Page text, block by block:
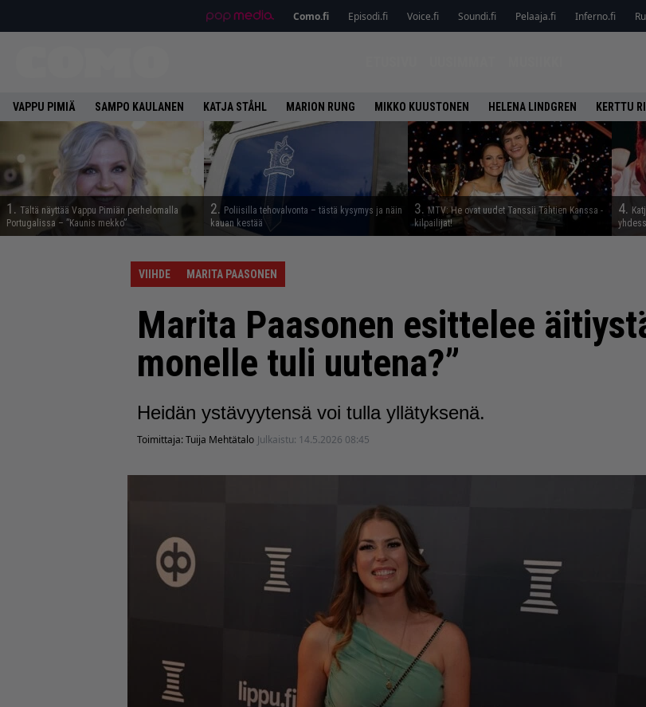
Como.fi Episodi.fi Voice.fi Soundi.fi Pelaaja.fi Inferno.fi
VAPPU PIMIÄ SAMPO KAULANEN KATJA STÅHL MARION RUNG MIKKO KUUSTONEN HELENA LINDGREN KERTTU
1. Tältä näyttää Vappu Pimiän perhelomalla
Portugalissa – ”Kaunis mekko”
2. Poliisilla tehovalvonta – tästä kysymys ja näin
kauan kestää
3.MTV: He ovat uudet Tanssii Tähtien Kanssa -
kilpailijat!
4.
VIIHDE MARITA PAASONEN
Marita Paasonen esittelee
monelle tuli uutena?”
Heidän ystävyytensä voi tulla yllätyksenä.
Toimittaja:Tuija Mehtätalo Julkaistu: 14.5.2026 08:45